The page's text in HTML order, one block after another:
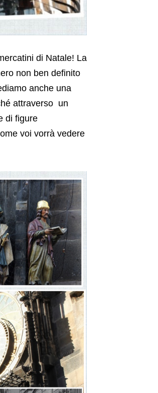
di Natale! La
non ben definito
anche una
attraverso un
di figure
voi vorrà vedere